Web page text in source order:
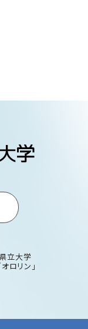
立大学
オロリン」